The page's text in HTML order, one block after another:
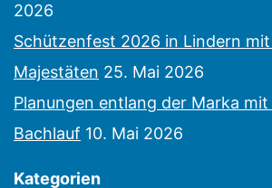
2026
Schützenfest 2026 in Lindern
Majestäten 25. Mai 2026
Planungen entlang der Marka
Bachlauf 10. Mai 2026
Kategorien